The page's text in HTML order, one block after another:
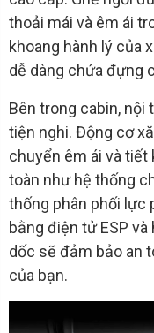
thoải mái và êm ái
khoang hành lý của
dễ dàng chứa đựng
Bên trong cabin,
tiện nghi. Động cơ
chuyển êm ái và tiết
toàn như hệ thống
thống phân phối lực
bằng điện tử ESP
dốc sẽ đảm bảo an
của bạn.